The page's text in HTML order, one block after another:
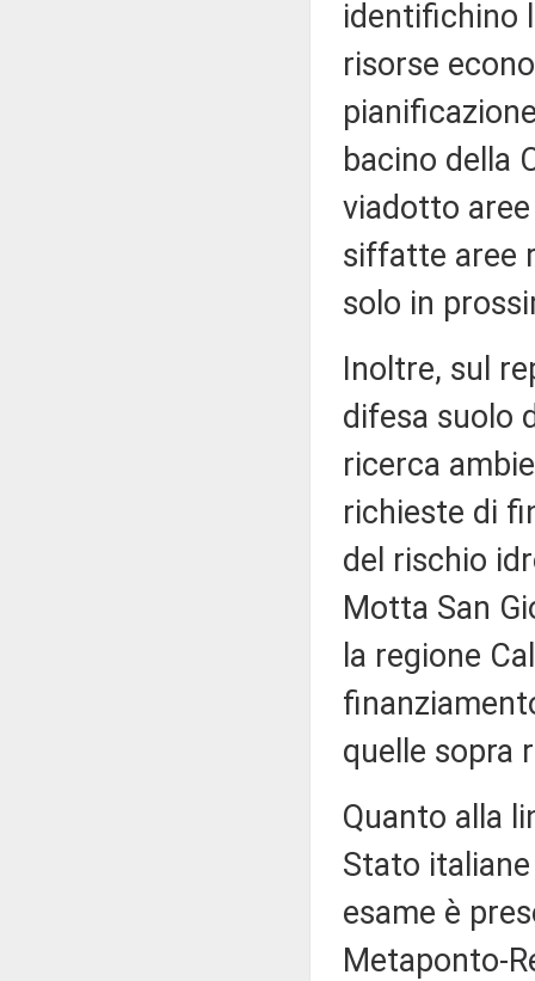
identifichino
risorse
bacino della
viadotto
siffatte aree
solo in
Inoltre, sul
difesa suolo
ricerca
richieste di
del rischio
Motta San
la regione
quelle sopra
Quanto alla
Stato
esame è
Metaponto-